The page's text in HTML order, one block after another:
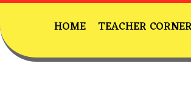
HOME TEACHER